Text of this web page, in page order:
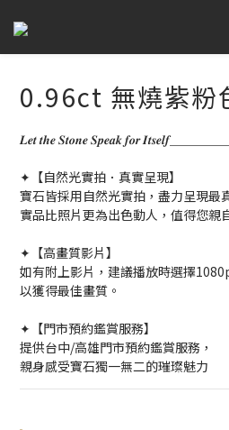
0.96ct 無燒紫粉
𝑳𝒆𝒕 𝒕𝒉𝒆 𝑺𝒕𝒐𝒏𝒆 𝑺𝒑𝒆𝒂𝒌 𝒇𝒐𝒓 𝑰𝒕𝒔𝒆𝒍𝒇＿＿＿＿
✦【自然光實拍．真實呈現】
寶石皆採用自然光實拍，盡力呈現最
實品比照片更為出色動人，值得您親
✦【高畫質影片】
如有附上影片，建議播放時選擇
以獲得最佳畫質。
✦【門市預約鑑賞服務】
提供台中/高雄門市預約鑑賞服務，
親身感受寶石獨一無二的璀璨魅力